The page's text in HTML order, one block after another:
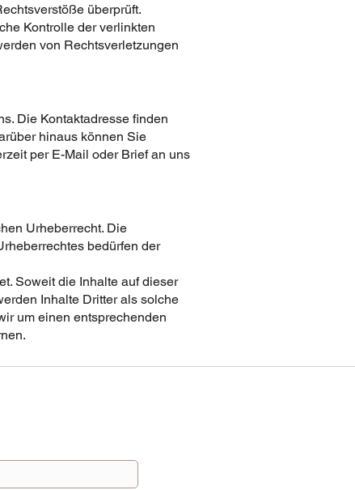
überprüft.
Kontrolle der verlinkten
von Rechtsverletzungen
Die Kontaktadresse finden
hinaus können Sie
per E-Mail oder Brief an uns
Urheberrecht. Die
bedürfen der
Soweit die Inhalte auf dieser
Inhalte Dritter als solche
um einen entsprechenden